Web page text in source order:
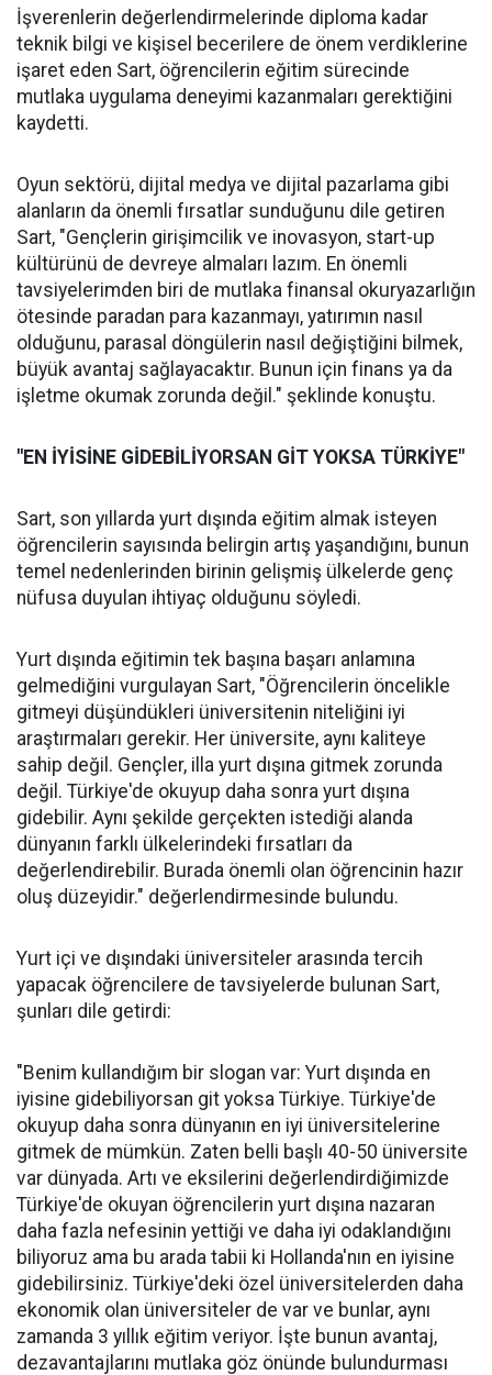
İşverenlerin değerlendirmelerinde diploma kadar
teknik bilgi ve kişisel becerilere de önem verdiklerine
işaret eden Sart, öğrencilerin eğitim sürecinde
mutlaka uygulama deneyimi kazanmaları gerektiğini
kaydetti.
Oyun sektörü, dijital medya ve dijital pazarlama gibi
alanların da önemli fırsatlar sunduğunu dile getiren
Sart, "Gençlerin girişimcilik ve inovasyon, start-up
kültürünü de devreye almaları lazım. En önemli
tavsiyelerimden biri de mutlaka finansal okuryazarlığın
ötesinde paradan para kazanmayı, yatırımın nasıl
olduğunu, parasal döngülerin nasıl değiştiğini bilmek,
büyük avantaj sağlayacaktır. Bunun için finans ya da
işletme okumak zorunda değil." şeklinde konuştu.
"EN İYİSİNE GİDEBİLİYORSAN GİT YOKSA TÜRKİYE"
Sart, son yıllarda yurt dışında eğitim almak isteyen
öğrencilerin sayısında belirgin artış yaşandığını, bunun
temel nedenlerinden birinin gelişmiş ülkelerde genç
nüfusa duyulan ihtiyaç olduğunu söyledi.
Yurt dışında eğitimin tek başına başarı anlamına
gelmediğini vurgulayan Sart, "Öğrencilerin öncelikle
gitmeyi düşündükleri üniversitenin niteliğini iyi
araştırmaları gerekir. Her üniversite, aynı kaliteye
sahip değil. Gençler, illa yurt dışına gitmek zorunda
değil. Türkiye'de okuyup daha sonra yurt dışına
gidebilir. Aynı şekilde gerçekten istediği alanda
dünyanın farklı ülkelerindeki fırsatları da
değerlendirebilir. Burada önemli olan öğrencinin hazır
oluş düzeyidir." değerlendirmesinde bulundu.
Yurt içi ve dışındaki üniversiteler arasında tercih
yapacak öğrencilere de tavsiyelerde bulunan Sart,
şunları dile getirdi:
"Benim kullandığım bir slogan var: Yurt dışında en
iyisine gidebiliyorsan git yoksa Türkiye. Türkiye'de
okuyup daha sonra dünyanın en iyi üniversitelerine
gitmek de mümkün. Zaten belli başlı 40-50 üniversite
var dünyada. Artı ve eksilerini değerlendirdiğimizde
Türkiye'de okuyan öğrencilerin yurt dışına nazaran
daha fazla nefesinin yettiği ve daha iyi odaklandığını
biliyoruz ama bu arada tabii ki Hollanda'nın en iyisine
gidebilirsiniz. Türkiye'deki özel üniversitelerden daha
ekonomik olan üniversiteler de var ve bunlar, aynı
zamanda 3 yıllık eğitim veriyor. İşte bunun avantaj,
dezavantajlarını mutlaka göz önünde bulundurması